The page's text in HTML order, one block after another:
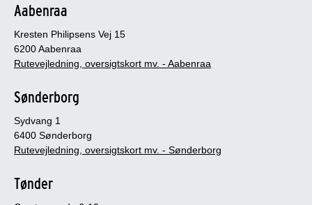
Aabenraa
Kresten Philipsens Vej 15
6200 Aabenraa
Rutevejledning, oversigtskort mv. - Aabenraa
Sønderborg
Sydvang 1
6400 Sønderborg
Rutevejledning, oversigtskort mv. - Sønderborg
Tønder